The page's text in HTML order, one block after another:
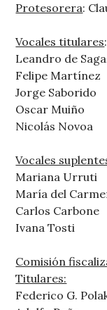
Protesorera:
Vocales titulares:
Leandro de
Felipe Martínez
Jorge Saborido
Oscar Muiño
Nicolás Novoa
Vocales
Mariana Urruti
María del
Carlos Carbone
Ivana Tosti
Comisión
Titulares:
Federico